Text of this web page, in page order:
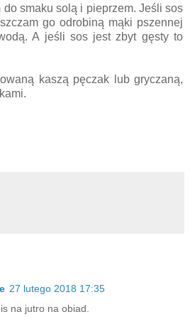
smaku solą i pieprzem. Jeśli sos
go odrobiną mąki pszennej
A jeśli sos jest zbyt gęsty to
kaszą pęczak lub gryczaną,
27 lutego 2018 17:35
na jutro na obiad.